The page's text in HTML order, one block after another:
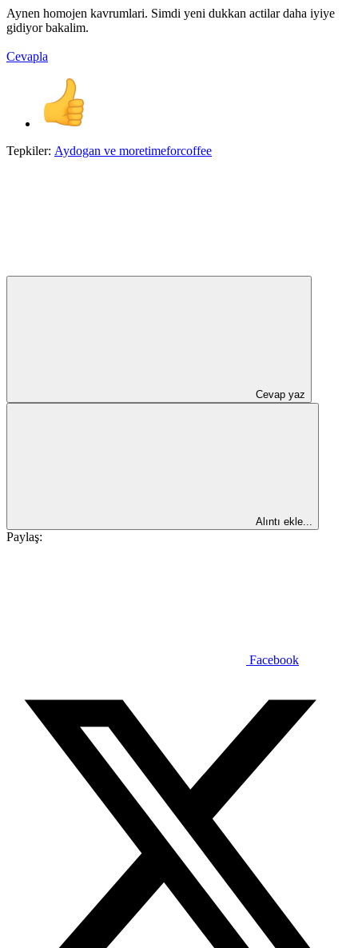
Aynen homojen kavrumlari. Simdi yeni dukkan actilar daha iyiye
gidiyor bakalim.
Cevapla
Tepkiler: Aydogan ve moretimeforcoffee
Cevap yaz
Alıntı ekle...
Paylaş:
Facebook